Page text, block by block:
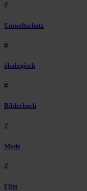
#
Umweltschutz
#
ökologisch
#
Bilderbuch
#
Mode
#
Film